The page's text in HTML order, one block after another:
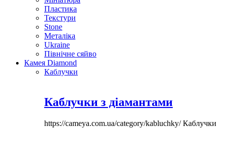
Пластика
Текстури
Stone
Металіка
Ukraine
Північне сяйво
Камея Diamond
Каблучки
Каблучки з діамантами
https://cameya.com.ua/category/kabluchky/Каблучки